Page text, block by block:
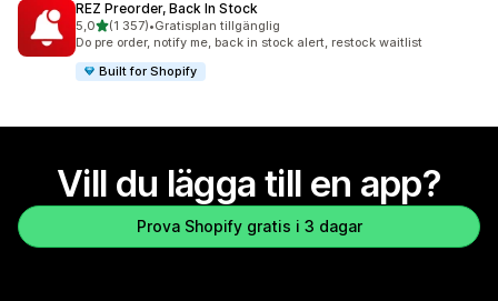
REZ Preorder, Back In Stock
5,0av 5 stjärnor
(1 357)
1357 recensioner totalt
•Gratisplan tillgänglig
Do pre order, notify me, back in stock alert, restock waitlist
Built for Shopify
Vill du lägga till en app?
Prova Shopify gratis i 3 dagar